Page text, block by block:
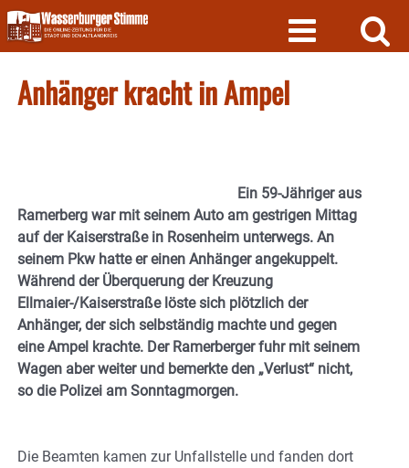
Skip
to
content
Anhänger kracht in Ampel
Ein 59-Jähriger aus
Ramerberg war mit seinem Auto am gestrigen Mittag
auf der Kaiserstraße in Rosenheim unterwegs. An
seinem Pkw hatte er einen Anhänger angekuppelt.
Während der Überquerung der Kreuzung
Ellmaier-/Kaiserstraße löste sich plötzlich der
Anhänger, der sich selbständig machte und gegen
eine Ampel krachte. Der Ramerberger fuhr mit seinem
Wagen aber weiter und bemerkte den „Verlust“ nicht,
so die Polizei am Sonntagmorgen.
Die Beamten kamen zur Unfallstelle und fanden dort